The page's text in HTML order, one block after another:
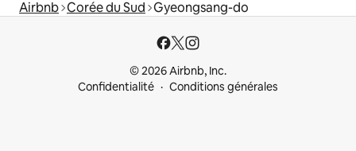
Airbnb Corée du Sud Gyeongsang-do
© 2026 Airbnb, Inc.
Confidentialité
Conditions générales